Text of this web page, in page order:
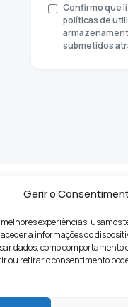
Gerir o
experiências, usamos
a informações do
dados, como comportamento
ou retirar o consentimento
Confirmo que
políticas de
submetidos